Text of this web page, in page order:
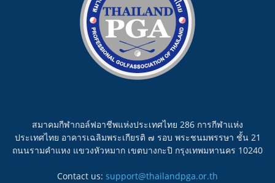
สมาคมกีฬากอล์ฟอาชีพแห่งประเทศไทย 286 การกีฬาแห่ง
ประเทศไทย อาคารเฉลิมพระเกียรติ ๗ รอบ พระชนมพรรษา ชั้น 21
ถนนรามคำแหง แขวงหัวหมาก เขตบางกะปิ กรุงเทพมหานคร 10240
Contact us: support@thailandpga.or.th